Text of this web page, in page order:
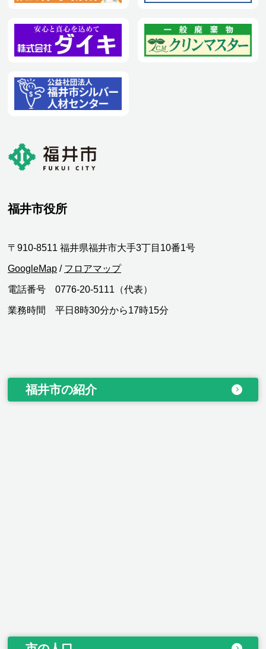
福井市役所
〒910-8511 福井県福井市大手3丁目10番1号
GoogleMap / フロアマップ
電話番号 0776-20-5111（代表）
業務時間 平日8時30分から17時15分
福井市の紹介